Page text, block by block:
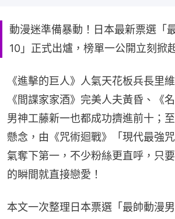
動漫迷準備暴動！日本最新票選「
10」正式出爐，榜單一公開立刻掀
《進擊的巨人》人氣天花板兵長里
《間諜家家酒》完美人夫黃昏、《
男神工藤新一也都成功擠進前十；
懸念，由《咒術迴戰》「現代最強
氣奪下第一，不少粉絲更直呼，只
的瞬間就直接戀愛！
本文一次整理日本票選「最帥動漫